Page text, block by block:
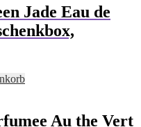
€. Jade Eau de
Au the Vert